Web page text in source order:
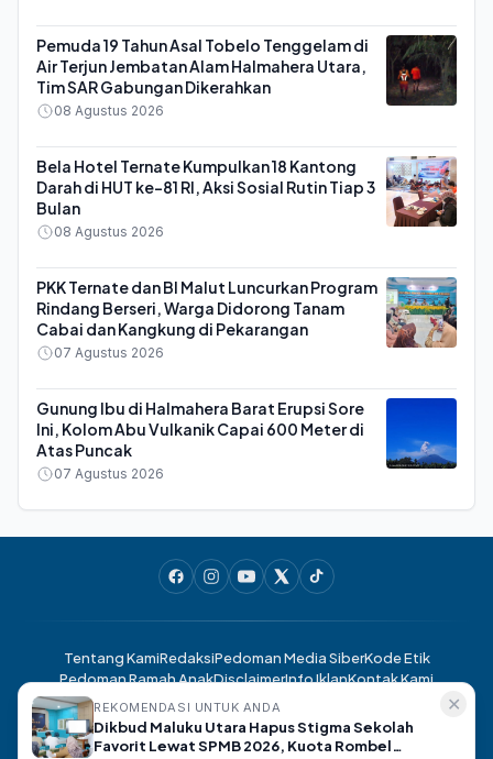
REKOMENDASI UNTUK ANDA
Dikbud Maluku Utara Hapus Stigma Sekolah
Favorit Lewat SPMB 2026, Kuota Rombel
✕
Pemuda 19 Tahun Asal Tobelo Tenggelam di
Air Terjun Jembatan Alam Halmahera Utara,
Tim SAR Gabungan Dikerahkan
08 Agustus 2026
Bela Hotel Ternate Kumpulkan 18 Kantong
Darah di HUT ke-81 RI, Aksi Sosial Rutin Tiap 3
Bulan
08 Agustus 2026
PKK Ternate dan BI Malut Luncurkan Program
Rindang Berseri, Warga Didorong Tanam
Cabai dan Kangkung di Pekarangan
07 Agustus 2026
Gunung Ibu di Halmahera Barat Erupsi Sore
Ini, Kolom Abu Vulkanik Capai 600 Meter di
Atas Puncak
07 Agustus 2026
Tentang KamiRedaksiPedoman Media SiberKode Etik
Pedoman Ramah AnakDisclaimerInfo IklanKontak Kami
Lensaternate.com- Berita Ternate Hari Ini, Akurat dan Terpercaya ©